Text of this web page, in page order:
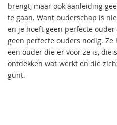
brengt, maar ook aanleiding
te gaan. Want ouderschap is
en je hoeft geen perfecte
geen perfecte ouders nodig.
een ouder die er voor ze is, die
ontdekken wat werkt en die
gunt.